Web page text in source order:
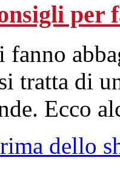
per
tratta di
Ecco
dello